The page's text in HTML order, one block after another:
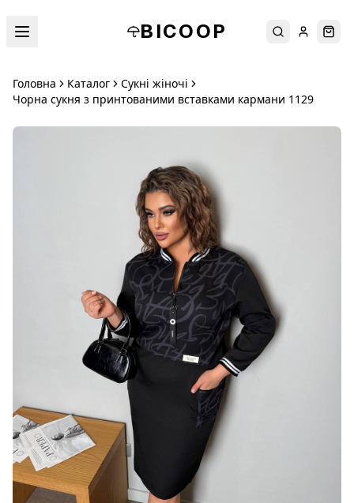
BICOOP ПошукУвійти
Головна Каталог
Сукні жіночі
Чорна сукня з принтованими вставками кармани 1129